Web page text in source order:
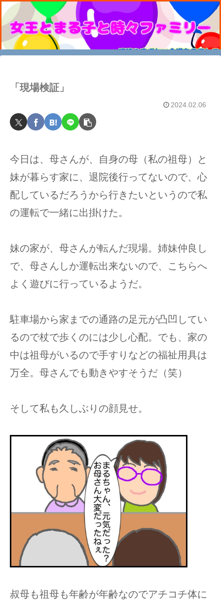
「現場検証」
2024.02.06
今日は、母さんが、自身の母（私の祖母）と
妹が暮らす家に、退院後行ってないので、心
配しているだろうから行きたいというので私
の運転で一緒に出掛けた。
妹の家が、母さんが転んだ現場。姉妹仲良し
で、母さんしか運転出来ないので、こちらへ
よく遊びに行っているようだ。
駐車場から家までの通路の足元が凸凹してい
るので杖で歩くのには少し心配。でも、家の
中は祖母がいるので手すりなどの福祉用具は
万全。母さんでも動きやすそうだ（笑）
そして私も久しぶりの顔見せ。
叔母も祖母も年齢が年齢なのでアチコチ体に